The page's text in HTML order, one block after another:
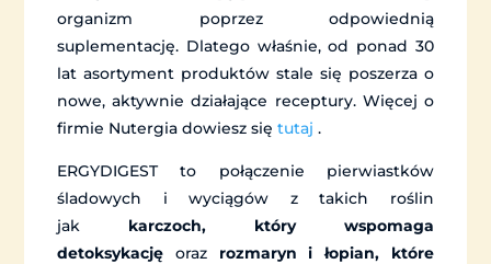
organizm poprzez odpowiednią
suplementację. Dlatego właśnie, od ponad 30
lat asortyment produktów stale się poszerza o
nowe, aktywnie działające receptury. Więcej o
firmie Nutergia dowiesz siętutaj .
ERGYDIGEST to połączenie pierwiastków
śladowych i wyciągów z takich roślin
jak karczoch, który wspomaga
detoksykacjęoraz rozmaryn i łopian, które